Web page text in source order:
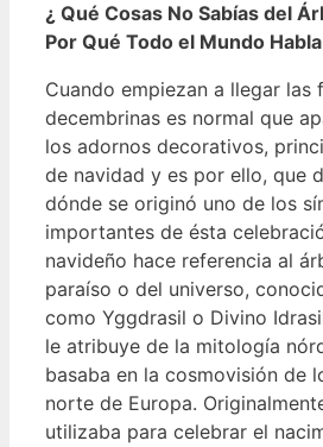
¿ Qué Cosas No Sabías del
Por Qué Todo el Mundo
Cuando empiezan a llegar las
decembrinas es normal que
los adornos decorativos,
de navidad y es por ello, que
dónde se originó uno de los
importantes de ésta
navideño hace referencia al
paraíso o del universo,
como Yggdrasil o Divino
le atribuye de la mitología
basaba en la cosmovisión de
norte de Europa.
utilizaba para celebrar el